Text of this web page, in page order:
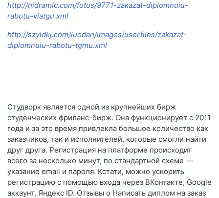
http://hidramic.com/fotos/9771-zakazat-diplomnuiu-
rabotu-viatgu.xml
http://szyldkj.com/luodan/images/userfiles/zakazat-
diplomnuiu-rabotu-tgmu.xml
Студворк является одной из крупнейших бирж
студенческих фриланс-бирж. Она функционирует с 2011
года и за это время привлекла большое количество как
заказчиков, так и исполнителей, которые смогли найти
друг друга. Регистрация на платформе происходит
всего за несколько минут, по стандартной схеме —
указание email и пароля. Кстати, можно ускорить
регистрацию с помощью входа через ВКонтакте, Google
аккаунт, Яндекс ID. Отзывы о Написать диплом на заказ